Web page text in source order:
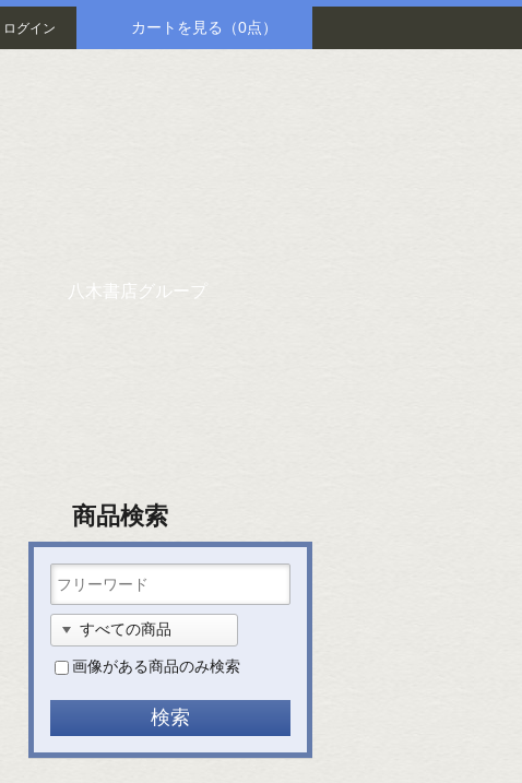
ログイン カートを見る （0点）
八木書店グループ
商品検索
画像がある商品のみ検索